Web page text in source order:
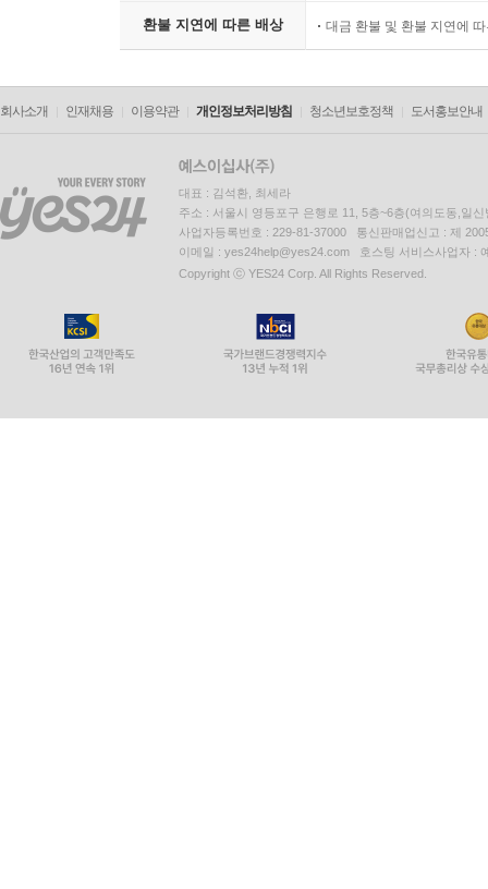
환불 지연에 따른 배상 대금 환불 및 환불 지연에
회사소개 인재채용 이용약관 개인정보처리방침 청소년보호정책 도서홍보안내
대표 : 김석환, 최세라
주소 : 서울시 영등포구 은행로 11, 5층~6층(여의도동,일신
사업자등록번호 : 229-81-37000 통신판매업신고 : 제
이메일 : yes24help@yes24.com 호스팅 서비스사업자 :
Copyright ⓒ YES24 Corp. All Rights Reserved.